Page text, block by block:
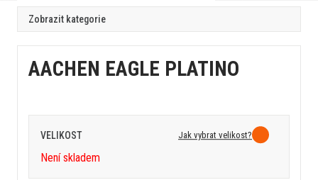
AACHEN EAGLE PLATINO
VELIKOST Jak vybrat velikost?
Není skladem
Zobrazit kategorie